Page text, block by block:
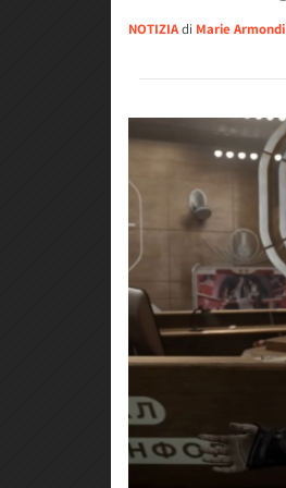
NOTIZIAdi Marie Armondi